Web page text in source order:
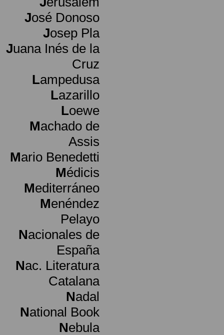
José Donoso
Josep Pla
Juana Inés de la
Cruz
Lampedusa
Lazarillo
Loewe
Machado de
Assis
Mario Benedetti
Médicis
Mediterráneo
Menéndez
Pelayo
Nacionales de
España
Nac. Literatura
Catalana
Nadal
National Book
Nebula